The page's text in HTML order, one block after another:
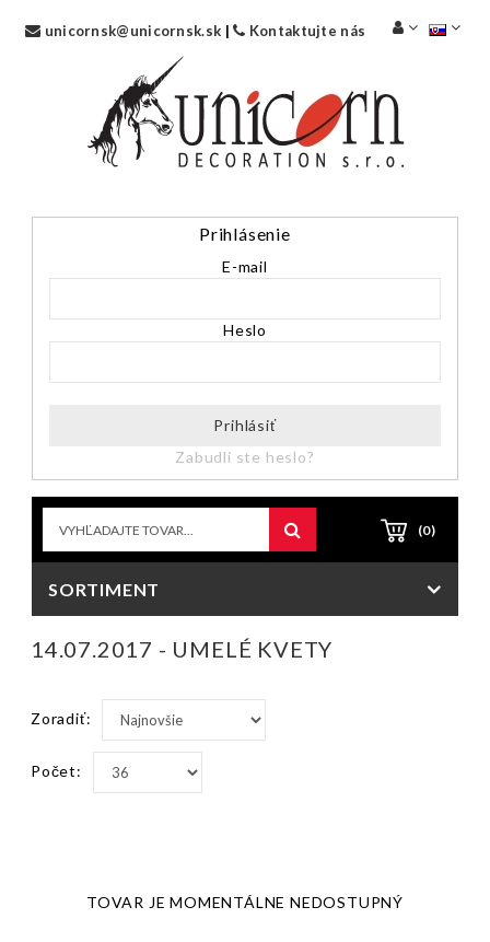
unicornsk@unicornsk.sk | Kontaktujte nás
Prihlásenie
E-mail
Heslo
Prihlásiť
Zabudli ste heslo?
(0)
SORTIMENT
14.07.2017 - UMELÉ KVETY
Zoradiť:
Počet:
TOVAR JE MOMENTÁLNE NEDOSTUPNÝ